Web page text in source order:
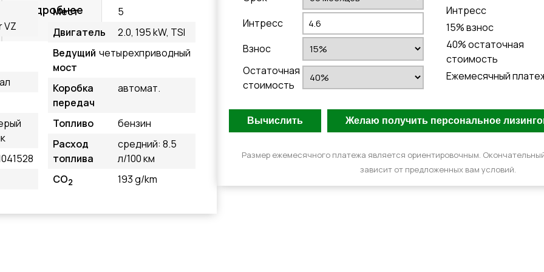
Подробнее
VZ
Мест
5
Двигатель
2.0, 195 kW, TSI
Ведущий
мост
четырехприводный
Коробка
передач
автомат.
Топливо
бензин
Расход
топлива
средний: 8.5
л/100 км
CO2 193 g/km
Интресс
Взнос
Остаточная
стоимость
Интресс
15% взнос
40% остаточная
стоимость
Ежемесячный
Размер ежемесячного платежа является ориентировочным.
зависит от предложенных вам условий.